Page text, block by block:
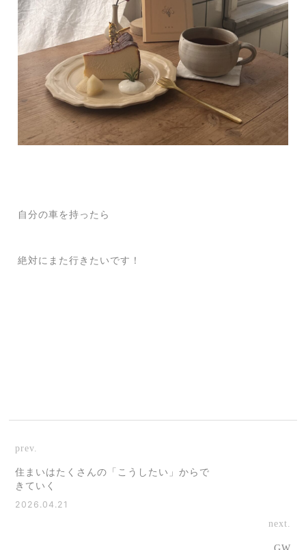
自分の車を持ったら
絶対にまた行きたいです！
prev.
住まいはたくさんの「こうしたい」からで
きていく
2026.04.21
next.